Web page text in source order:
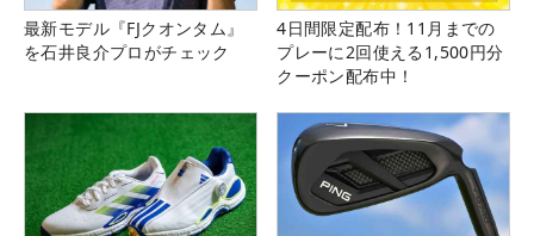
最新モデル『FJクオンタム』
を石井良介プロがチェック
4日間限定配布！11月までの
プレーに2回使える1,500円分
クーポン配布中！